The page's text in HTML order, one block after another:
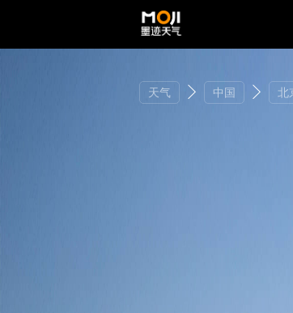
天气 中国 北